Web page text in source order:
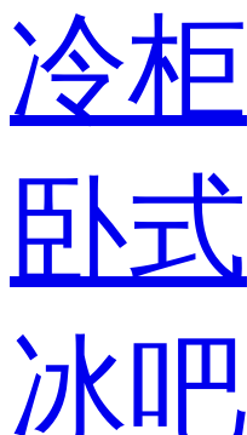
冷柜
卧式
冰吧